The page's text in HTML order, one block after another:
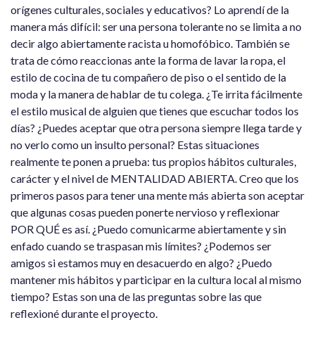
orígenes culturales, sociales y educativos? Lo aprendí de la
manera más difícil: ser una persona tolerante no se limita a no
decir algo abiertamente racista u homofóbico. También se
trata de cómo reaccionas ante la forma de lavar la ropa, el
estilo de cocina de tu compañero de piso o el sentido de la
moda y la manera de hablar de tu colega. ¿Te irrita fácilmente
el estilo musical de alguien que tienes que escuchar todos los
días? ¿Puedes aceptar que otra persona siempre llega tarde y
no verlo como un insulto personal? Estas situaciones
realmente te ponen a prueba: tus propios hábitos culturales,
carácter y el nivel de MENTALIDAD ABIERTA. Creo que los
primeros pasos para tener una mente más abierta son aceptar
que algunas cosas pueden ponerte nervioso y reflexionar
POR QUÉ es así. ¿Puedo comunicarme abiertamente y sin
enfado cuando se traspasan mis límites? ¿Podemos ser
amigos si estamos muy en desacuerdo en algo? ¿Puedo
mantener mis hábitos y participar en la cultura local al mismo
tiempo? Estas son una de las preguntas sobre las que
reflexioné durante el proyecto.